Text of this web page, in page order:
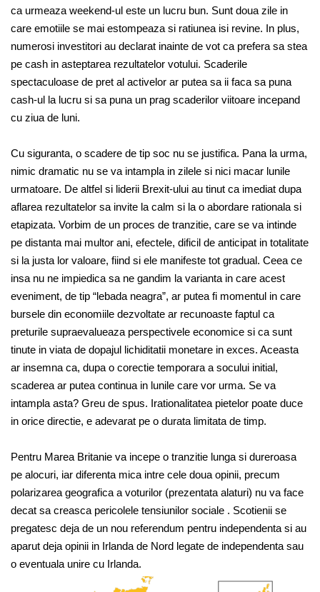
ca urmeaza weekend-ul este un lucru bun. Sunt doua zile in
care emotiile se mai estompeaza si ratiunea isi revine. In plus,
numerosi investitori au declarat inainte de vot ca prefera sa stea
pe cash in asteptarea rezultatelor votului. Scaderile
spectaculoase de pret al activelor ar putea sa ii faca sa puna
cash-ul la lucru si sa puna un prag scaderilor viitoare incepand
cu ziua de luni.
Cu siguranta, o scadere de tip soc nu se justifica. Pana la urma,
nimic dramatic nu se va intampla in zilele si nici macar lunile
urmatoare. De altfel si liderii Brexit-ului au tinut ca imediat dupa
aflarea rezultatelor sa invite la calm si la o abordare rationala si
etapizata. Vorbim de un proces de tranzitie, care se va intinde
pe distanta mai multor ani, efectele, dificil de anticipat in totalitate
si la justa lor valoare, fiind si ele manifeste tot gradual. Ceea ce
insa nu ne impiedica sa ne gandim la varianta in care acest
eveniment, de tip “lebada neagra”, ar putea fi momentul in care
bursele din economiile dezvoltate ar recunoaste faptul ca
preturile supraevalueaza perspectivele economice si ca sunt
tinute in viata de dopajul lichiditatii monetare in exces. Aceasta
ar insemna ca, dupa o corectie temporara a socului initial,
scaderea ar putea continua in lunile care vor urma. Se va
intampla asta? Greu de spus. Irationalitatea pietelor poate duce
in orice directie, e adevarat pe o durata limitata de timp.
Pentru Marea Britanie va incepe o tranzitie lunga si dureroasa
pe alocuri, iar diferenta mica intre cele doua opinii, precum
polarizarea geografica a voturilor (prezentata alaturi) nu va face
decat sa creasca pericolele tensiunilor sociale . Scotienii se
pregatesc deja de un nou referendum pentru independenta si au
aparut deja opinii in Irlanda de Nord legate de independenta sau
o eventuala unire cu Irlanda.